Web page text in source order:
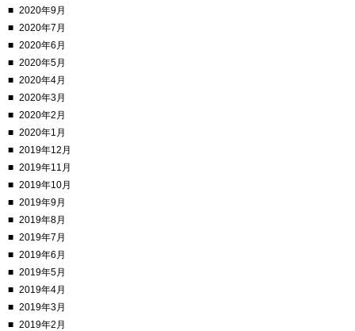
2020年9月
2020年7月
2020年6月
2020年5月
2020年4月
2020年3月
2020年2月
2020年1月
2019年12月
2019年11月
2019年10月
2019年9月
2019年8月
2019年7月
2019年6月
2019年5月
2019年4月
2019年3月
2019年2月